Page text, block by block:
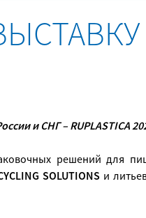
и СНГ – RUPLASTICA
решений для
SOLUTIONS и